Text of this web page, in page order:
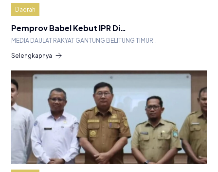
Daerah
Pemprov Babel Kebut IPR Di…
MEDIA DAULAT RAKYAT GANTUNG BELITUNG TIMUR…
Selengkapnya